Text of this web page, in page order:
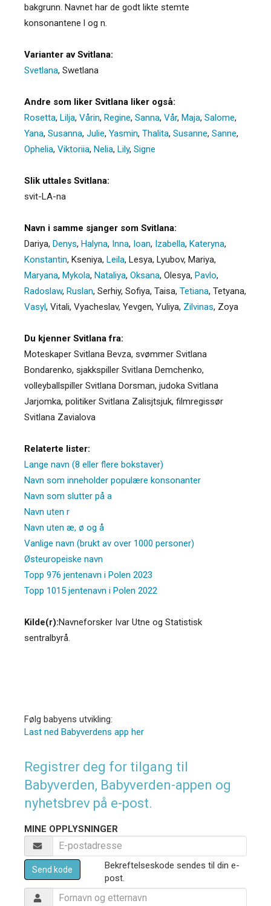
bakgrunn. Navnet har de godt likte stemte
konsonantene l og n.
Varianter av Svitlana:
Svetlana, Swetlana
Andre som liker Svitlana liker også:
Rosetta, Lilja, Vårin, Regine, Sanna, Vår, Maja, Salome,
Yana, Susanna, Julie, Yasmin, Thalita, Susanne, Sanne,
Ophelia, Viktoriia, Nelia, Lily, Signe
Slik uttales Svitlana:
svit-LA-na
Navn i samme sjanger som Svitlana:
Dariya, Denys, Halyna, Inna, Ioan, Izabella, Kateryna,
Konstantin, Kseniya, Leila, Lesya, Lyubov, Mariya,
Maryana, Mykola, Nataliya, Oksana, Olesya, Pavlo,
Radoslaw, Ruslan, Serhiy, Sofiya, Taisa, Tetiana, Tetyana,
Vasyl, Vitali, Vyacheslav, Yevgen, Yuliya, Zilvinas, Zoya
Du kjenner Svitlana fra:
Moteskaper Svitlana Bevza, svømmer Svitlana
Bondarenko, sjakkspiller Svitlana Demchenko,
volleyballspiller Svitlana Dorsman, judoka Svitlana
Jarjomka, politiker Svitlana Zalisjtsjuk, filmregissør
Svitlana Zavialova
Relaterte lister:
Lange navn (8 eller flere bokstaver)
Navn som inneholder populære konsonanter
Navn som slutter på a
Navn uten r
Navn uten æ, ø og å
Vanlige navn (brukt av over 1000 personer)
Østeuropeiske navn
Topp 976 jentenavn i Polen 2023
Topp 1015 jentenavn i Polen 2022
Kilde(r):Navneforsker Ivar Utne og Statistisk
sentralbyrå.
Følg babyens utvikling:
Last ned Babyverdens app her
Registrer deg for tilgang til
Babyverden, Babyverden-appen og
nyhetsbrev på e-post.
MINE OPPLYSNINGER
Send kode
Bekreftelseskode sendes til din e-
post.